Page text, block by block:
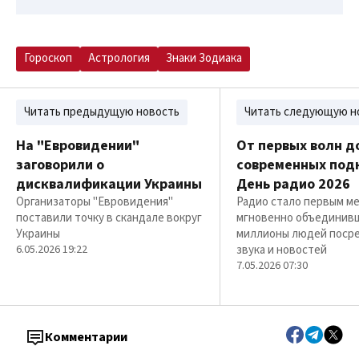
Гороскоп Астрология Знаки Зодиака
Читать предыдущую новость
На "Евровидении"
заговорили о
дисквалификации Украины
Организаторы "Евровидения"
поставили точку в скандале вокруг
Украины
6.05.2026 19:22
Читать следующую
От первых волн
современных
День радио 2026
Радио стало первым
мгновенно
миллионы людей
звука и новостей
7.05.2026 07:30
Комментарии